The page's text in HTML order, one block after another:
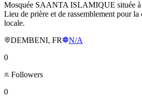
Mosquée SAANTA ISLAMIQUE située à
Lieu de prière et de rassemblement pour
locale.
DEMBENI, FR
N/A
0
Followers
0